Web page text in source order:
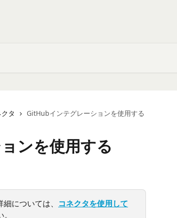
タ GitHubインテグレーションを使用する
ンを使用する
については、 コネクタを使用して